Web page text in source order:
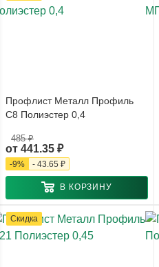
Профлист Металл Профиль
С8 Полиэстер 0,4
от 441.35 ₽
485 ₽
-9% - 43.65 ₽
В КОРЗИНУ
Скидка